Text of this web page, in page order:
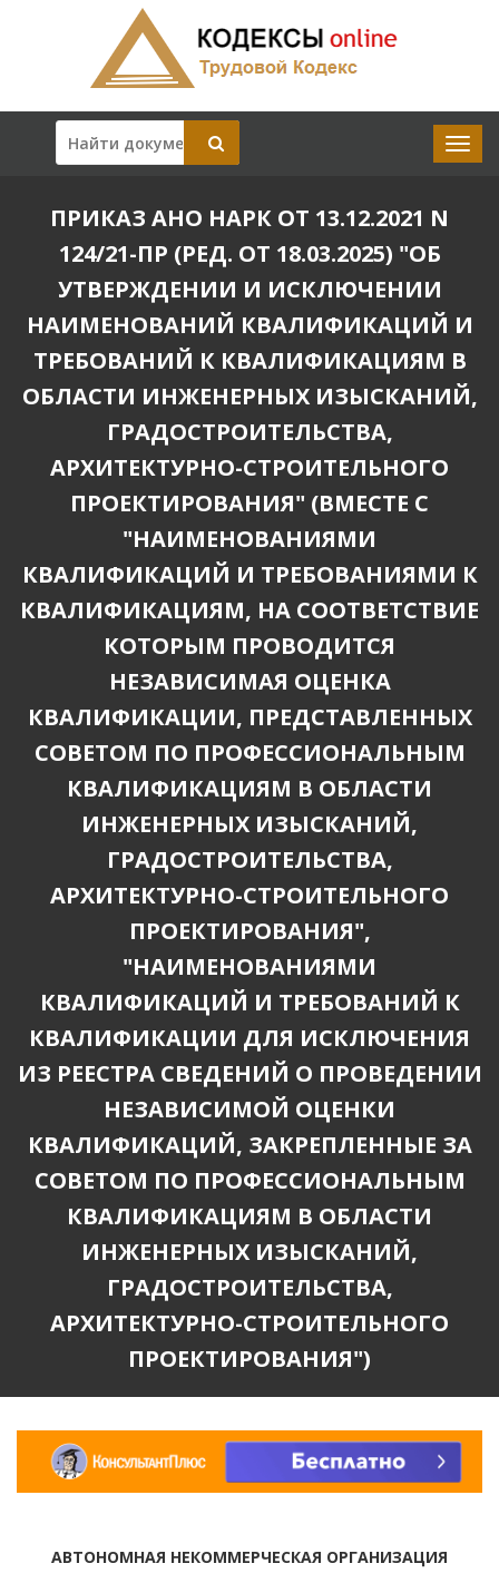
ПРИКАЗ АНО НАРК ОТ 13.12.2021 N
124/21-ПР (РЕД. ОТ 18.03.2025) "ОБ
УТВЕРЖДЕНИИ И ИСКЛЮЧЕНИИ
НАИМЕНОВАНИЙ КВАЛИФИКАЦИЙ И
ТРЕБОВАНИЙ К КВАЛИФИКАЦИЯМ В
ОБЛАСТИ ИНЖЕНЕРНЫХ ИЗЫСКАНИЙ,
ГРАДОСТРОИТЕЛЬСТВА,
АРХИТЕКТУРНО-СТРОИТЕЛЬНОГО
ПРОЕКТИРОВАНИЯ" (ВМЕСТЕ С
"НАИМЕНОВАНИЯМИ
КВАЛИФИКАЦИЙ И ТРЕБОВАНИЯМИ К
КВАЛИФИКАЦИЯМ, НА СООТВЕТСТВИЕ
КОТОРЫМ ПРОВОДИТСЯ
НЕЗАВИСИМАЯ ОЦЕНКА
КВАЛИФИКАЦИИ, ПРЕДСТАВЛЕННЫХ
СОВЕТОМ ПО ПРОФЕССИОНАЛЬНЫМ
КВАЛИФИКАЦИЯМ В ОБЛАСТИ
ИНЖЕНЕРНЫХ ИЗЫСКАНИЙ,
ГРАДОСТРОИТЕЛЬСТВА,
АРХИТЕКТУРНО-СТРОИТЕЛЬНОГО
ПРОЕКТИРОВАНИЯ",
"НАИМЕНОВАНИЯМИ
КВАЛИФИКАЦИЙ И ТРЕБОВАНИЙ К
КВАЛИФИКАЦИИ ДЛЯ ИСКЛЮЧЕНИЯ
ИЗ РЕЕСТРА СВЕДЕНИЙ О ПРОВЕДЕНИИ
НЕЗАВИСИМОЙ ОЦЕНКИ
КВАЛИФИКАЦИЙ, ЗАКРЕПЛЕННЫЕ ЗА
СОВЕТОМ ПО ПРОФЕССИОНАЛЬНЫМ
КВАЛИФИКАЦИЯМ В ОБЛАСТИ
ИНЖЕНЕРНЫХ ИЗЫСКАНИЙ,
ГРАДОСТРОИТЕЛЬСТВА,
АРХИТЕКТУРНО-СТРОИТЕЛЬНОГО
ПРОЕКТИРОВАНИЯ")
АВТОНОМНАЯ НЕКОММЕРЧЕСКАЯ ОРГАНИЗАЦИЯ